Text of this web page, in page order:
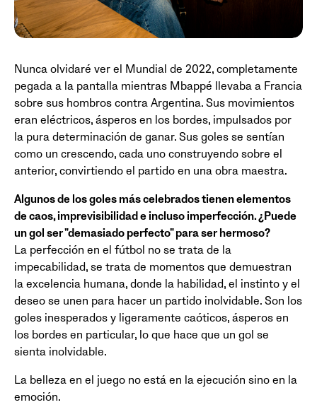
Nunca olvidaré ver el Mundial de 2022, completamente
pegada a la pantalla mientras Mbappé llevaba a Francia
sobre sus hombros contra Argentina. Sus movimientos
eran eléctricos, ásperos en los bordes, impulsados por
la pura determinación de ganar. Sus goles se sentían
como un crescendo, cada uno construyendo sobre el
anterior, convirtiendo el partido en una obra maestra.
Algunos de los goles más celebrados tienen elementos
de caos, imprevisibilidad e incluso imperfección. ¿Puede
un gol ser "demasiado perfecto" para ser hermoso?
La perfección en el fútbol no se trata de la
impecabilidad, se trata de momentos que demuestran
la excelencia humana, donde la habilidad, el instinto y el
deseo se unen para hacer un partido inolvidable. Son los
goles inesperados y ligeramente caóticos, ásperos en
los bordes en particular, lo que hace que un gol se
sienta inolvidable.
La belleza en el juego no está en la ejecución sino en la
emoción.